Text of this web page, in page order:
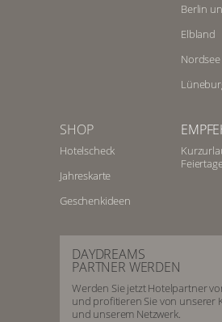
Berlin
Elbland
Nordsee
SHOP
Hotelscheck
Jahreskarte
Geschenkideen
DAYDREAMS
PARTNER WERDEN
Werden Sie jetzt Hotelpartner
und profitieren Sie von unserer
und unserem Netzwerk.